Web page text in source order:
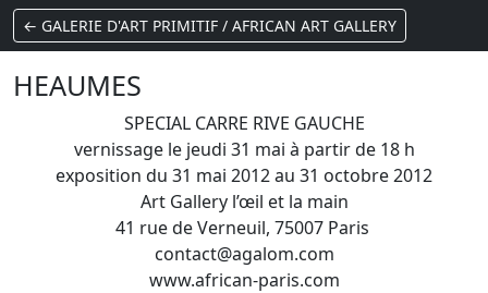
← GALERIE D'ART PRIMITIF / AFRICAN ART GALLERY
HEAUMES
SPECIAL CARRE RIVE GAUCHE
vernissage le jeudi 31 mai à partir de 18 h
exposition du 31 mai 2012 au 31 octobre 2012
Art Gallery l’œil et la main
41 rue de Verneuil, 75007 Paris
contact@agalom.com
www.african-paris.com